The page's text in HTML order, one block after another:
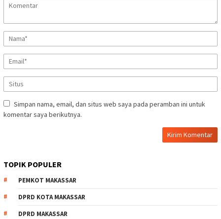
Simpan nama, email, dan situs web saya pada peramban ini untuk
komentar saya berikutnya.
TOPIK POPULER
PEMKOT MAKASSAR
DPRD KOTA MAKASSAR
DPRD MAKASSAR